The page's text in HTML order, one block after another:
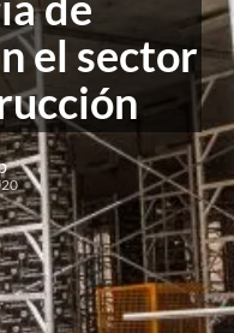
el sector